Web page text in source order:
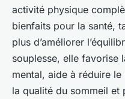
activité physique
bienfaits pour la santé,
plus d’améliorer
souplesse, elle favorise
mental, aide à réduire le
la qualité du sommeil et